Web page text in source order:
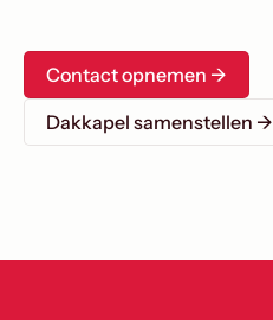
Contact opnemen ->
Dakkapel samenstellen →